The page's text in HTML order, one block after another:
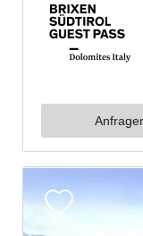
Jetzt
Verpasst keine